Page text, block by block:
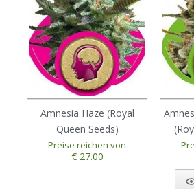
Amnesia Haze (Royal
Queen Seeds)
Preise reichen von
€ 27.00